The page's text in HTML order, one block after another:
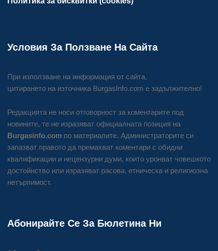
Условия За Ползване На Сайта
При използване на информация от сайта,
цитирането на източника BurgasInfo.com е задължително!
Редакцията не носи отговорност за коментарите под
новините, те не изразяват официалната позиция на
Burgasinfo.com по материалите. Администраторите си
запазват правото да премахват коментари с обидни
квалификации и нецензурни думи, които уронват човешкото
достойнство или изразяват расова, етническа и религиозна
нетърпимост.
Абонирайте Се За Бюлетина Ни